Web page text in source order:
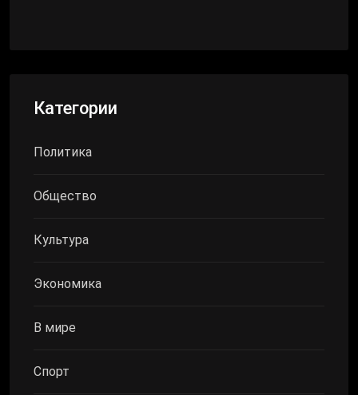
Категории
Политика
Общество
Культура
Экономика
В мире
Спорт